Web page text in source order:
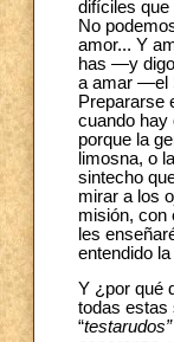
difíciles que
No
amor... Y
has —y digo
a amar —el
Prepararse
cuando hay
porque la
limosna, o
sintecho
mirar a los
misión, con
les
entendido
Y ¿por qué
todas estas
“